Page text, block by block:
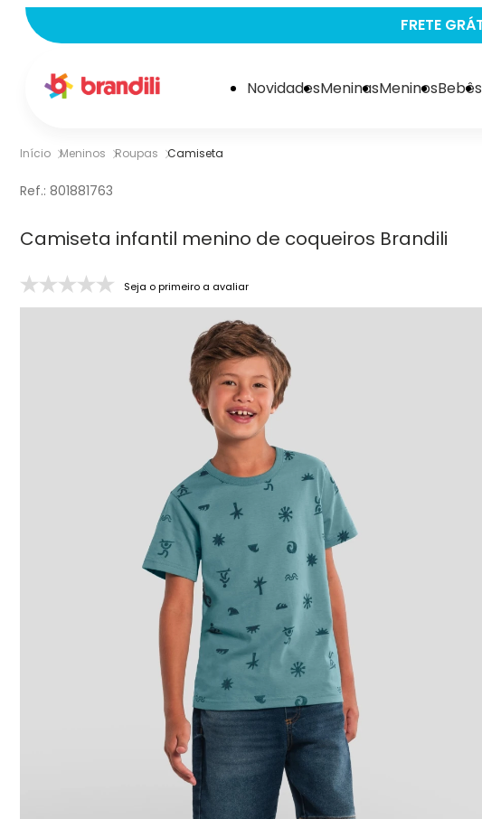
NovidadesMeninasMeninosBebês
Início Meninos Roupas Camiseta
Ref.: 801881763
Camiseta infantil menino de coqueiros Brandili
Seja o primeiro a avaliar